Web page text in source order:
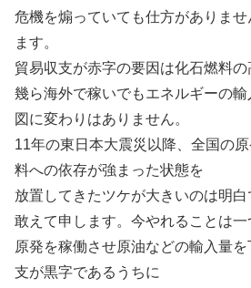
危機を煽っていても仕方がありませ
ます。
貿易収支が赤字の要因は化石燃料の
幾ら海外で稼いでもエネルギーの
図に変わりはありません。
11年の東日本大震災以降、全国の
料への依存が強まった状態を
放置してきたツケが大きいのは明白
敢えて申します。今やれることは一
原発を稼働させ原油などの輸入量
支が黒字であるうちに